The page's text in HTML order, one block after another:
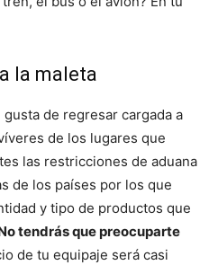
la maleta
de regresar cargada a
de los lugares que
las restricciones de aduana
de los países por los que
y tipo de productos que
tendrás que preocuparte
de tu equipaje será casi